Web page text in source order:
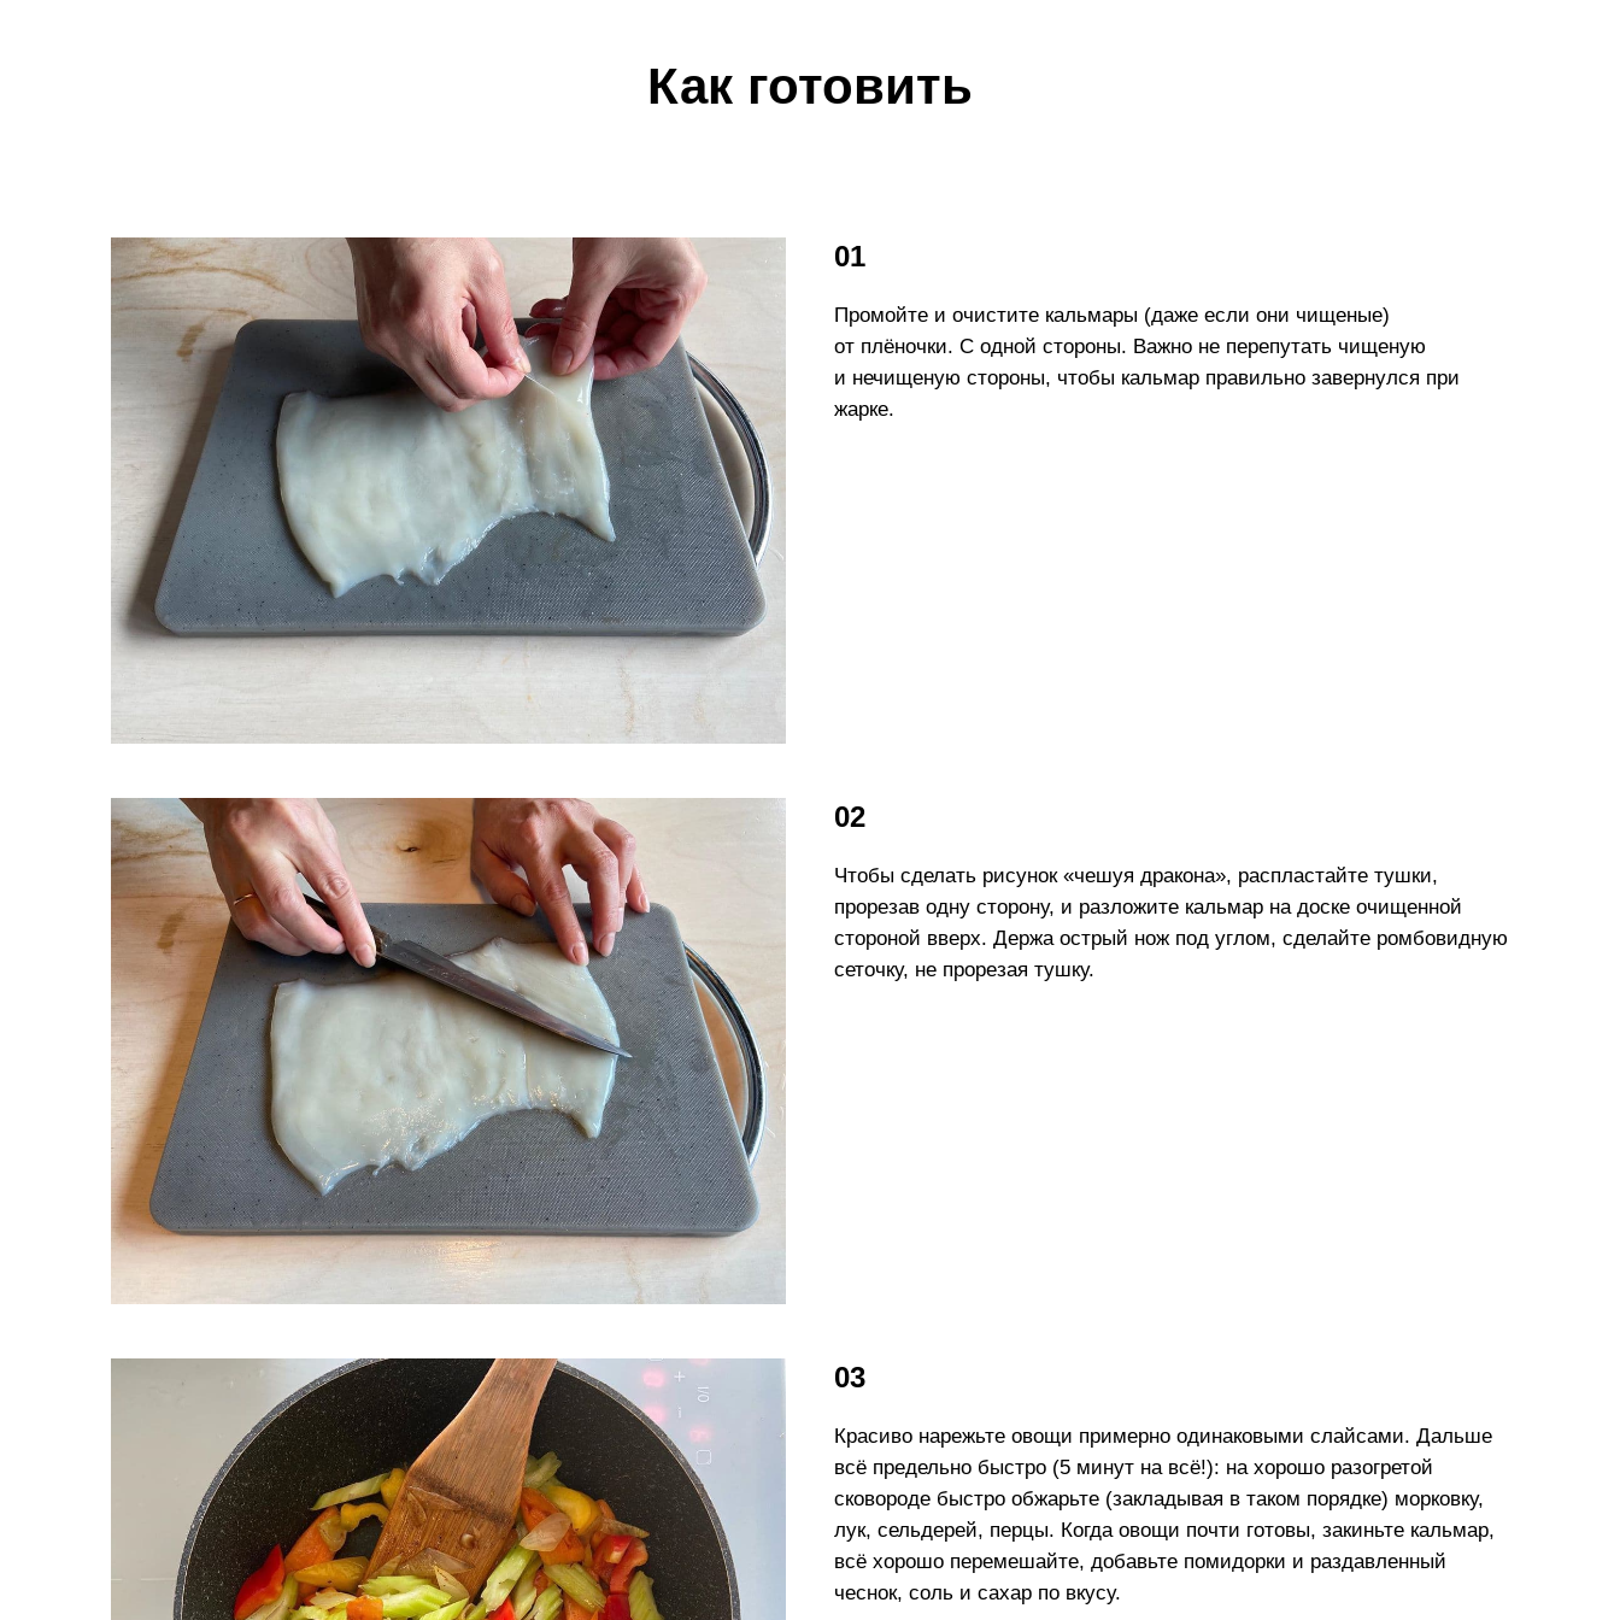
Как готовить
01
Промойте и очистите кальмары (даже если они чищеные)
от плёночки. С одной стороны. Важно не перепутать чищеную
и нечищеную стороны, чтобы кальмар правильно завернулся при
жарке.
02
Чтобы сделать рисунок «чешуя дракона», распластайте тушки,
прорезав одну сторону, и разложите кальмар на доске очищенной
стороной вверх. Держа острый нож под углом, сделайте ромбовидную
сеточку, не прорезая тушку.
03
Красиво нарежьте овощи примерно одинаковыми слайсами. Дальше
всё предельно быстро (5 минут на всё!): на хорошо разогретой
сковороде быстро обжарьте (закладывая в таком порядке) морковку,
лук, сельдерей, перцы. Когда овощи почти готовы, закиньте кальмар,
всё хорошо перемешайте, добавьте помидорки и раздавленный
чеснок, соль и сахар по вкусу.